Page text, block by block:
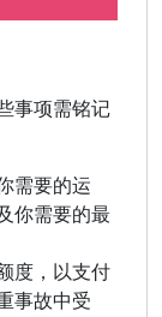
事项需铭记
需要的运
你需要的最
度，以支付
事故中受